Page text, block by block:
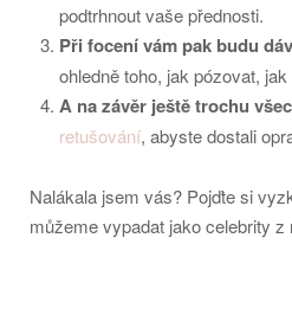
podtrhnout vaše přednosti.
Při focení vám pak budu
ohledně toho, jak pózovat,
A na závěr ještě trochu
retušování, abyste dostali
Nalákala jsem vás? Pojďte si
můžeme vypadat jako celebrity z